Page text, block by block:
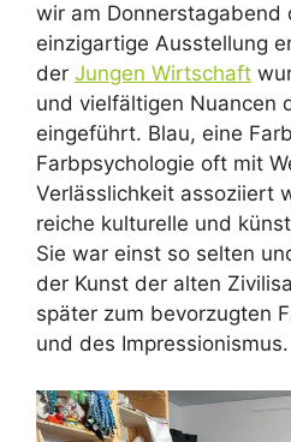
wir am Donnerstagabend
einzigartige Ausstellung
der Jungen Wirtschaft
und vielfältigen Nuancen
eingeführt. Blau, eine
Farbpsychologie oft mit
Verlässlichkeit assoziiert
reiche kulturelle und
Sie war einst so selten
der Kunst der alten
später zum bevorzugten
und des Impressionismus.